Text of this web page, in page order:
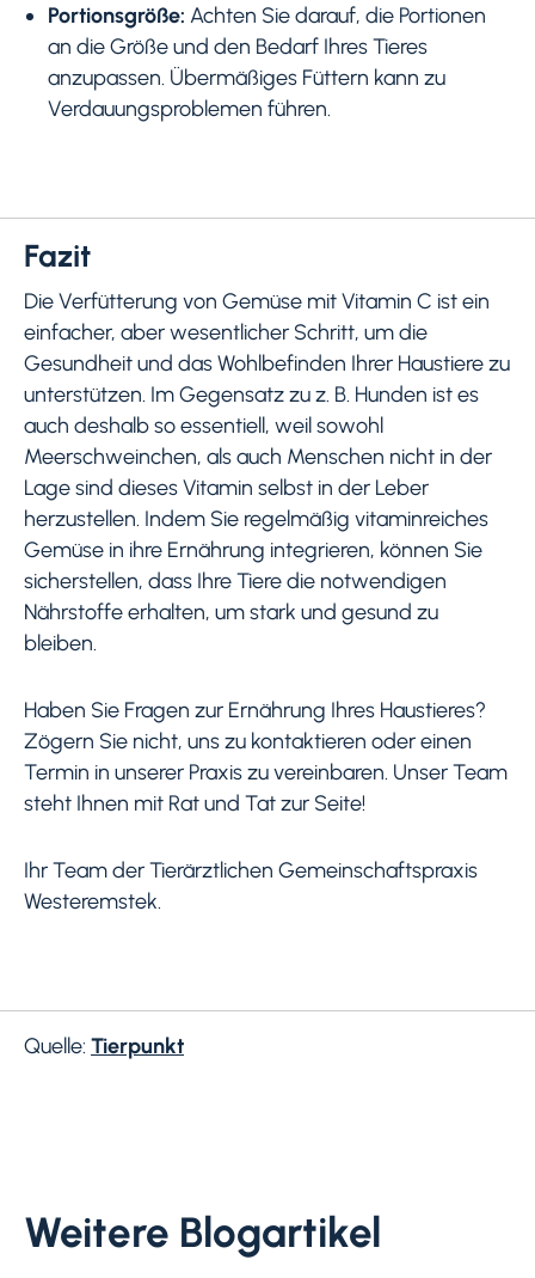
Portionsgröße: Achten Sie darauf, die Portionen
an die Größe und den Bedarf Ihres Tieres
anzupassen. Übermäßiges Füttern kann zu
Verdauungsproblemen führen.
Fazit
Die Verfütterung von Gemüse mit Vitamin C ist ein
einfacher, aber wesentlicher Schritt, um die
Gesundheit und das Wohlbefinden Ihrer Haustiere zu
unterstützen. Im Gegensatz zu z. B. Hunden ist es
auch deshalb so essentiell, weil sowohl
Meerschweinchen, als auch Menschen nicht in der
Lage sind dieses Vitamin selbst in der Leber
herzustellen. Indem Sie regelmäßig vitaminreiches
Gemüse in ihre Ernährung integrieren, können Sie
sicherstellen, dass Ihre Tiere die notwendigen
Nährstoffe erhalten, um stark und gesund zu
bleiben.
Haben Sie Fragen zur Ernährung Ihres Haustieres?
Zögern Sie nicht, uns zu kontaktieren oder einen
Termin in unserer Praxis zu vereinbaren. Unser Team
steht Ihnen mit Rat und Tat zur Seite!
Ihr Team der Tierärztlichen Gemeinschaftspraxis
Westeremstek.
Quelle: Tierpunkt
Weitere Blogartikel